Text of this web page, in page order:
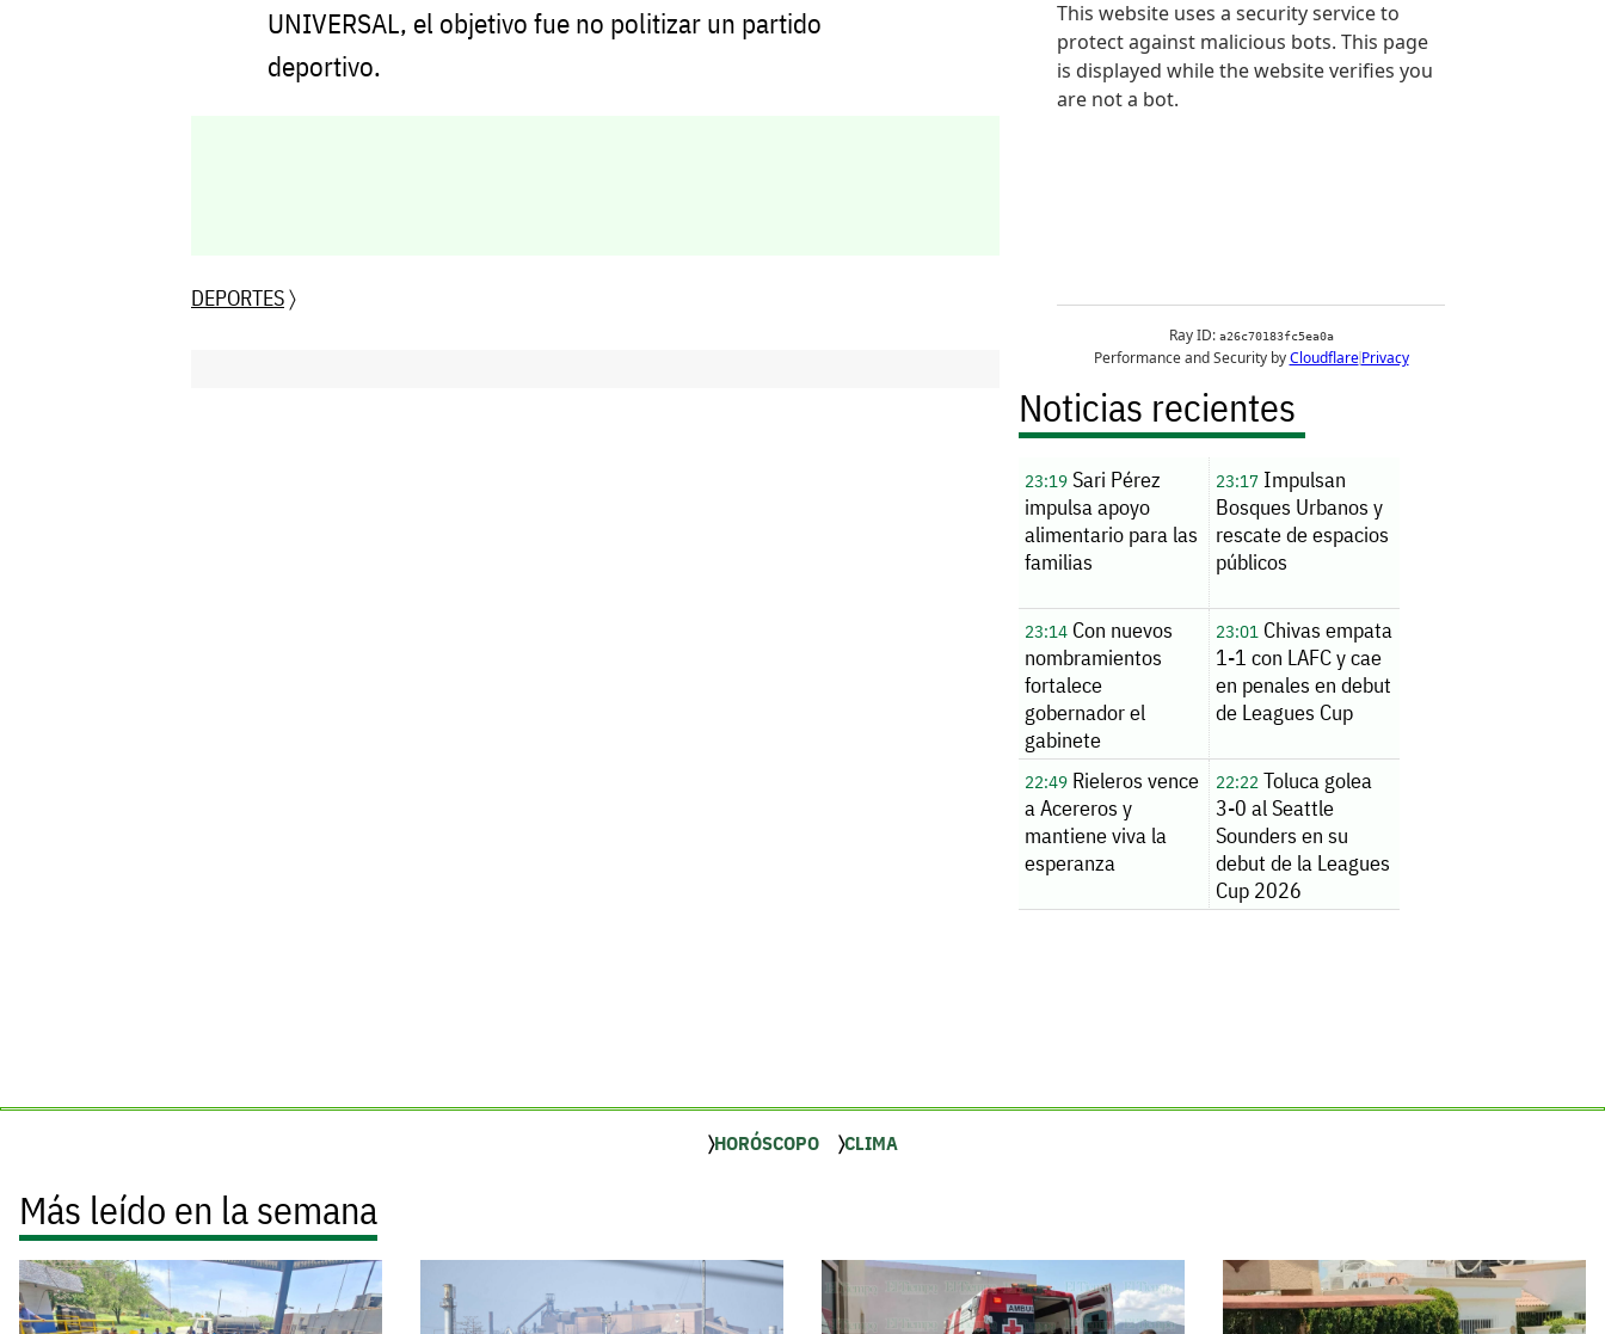
UNIVERSAL, el objetivo fue no politizar un partido
deportivo.
DEPORTES〉
Noticias recientes
23:19 Sari Pérez
impulsa apoyo
alimentario para las
familias
23:17Impulsan
Bosques Urbanos y
rescate de espacios
públicos
23:14 Con nuevos
nombramientos
fortalece
gobernador el
gabinete
23:01Chivas empata
1-1 con LAFC y cae
en penales en debut
de Leagues Cup
22:49 Rieleros vence
a Acereros y
mantiene viva la
esperanza
22:22Toluca golea
3-0 al Seattle
Sounders en su
debut de la Leagues
Cup 2026
HORÓSCOPO CLIMA
Más leído en la semana